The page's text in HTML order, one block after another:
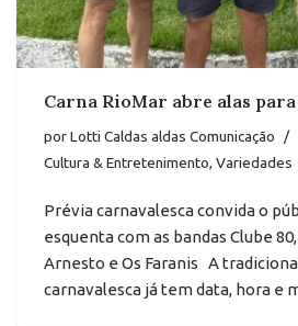
Carna RioMar abre alas
porLotti Caldas aldas Comunicação
Cultura & Entretenimento, Variedades
Prévia carnavalesca convida o
esquenta com as bandas Clube
Arnesto e Os Faranis A
carnavalesca já tem data, hora e